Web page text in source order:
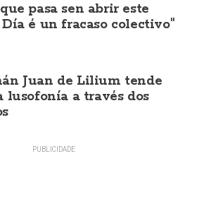
pasa sen abrir este
é un fracaso colectivo"
Juan de Lilium tende
lusofonía a través dos